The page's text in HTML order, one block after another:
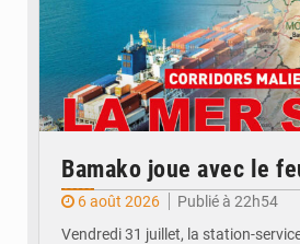
Bamako joue avec le
6 août 2026
Publié à 22h54
Vendredi 31 juillet, la station-